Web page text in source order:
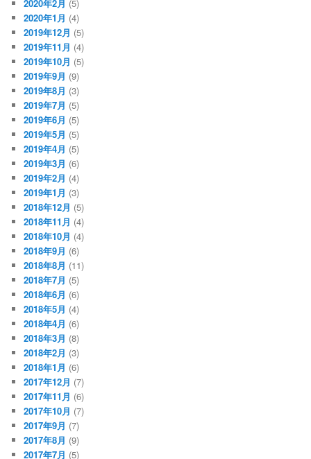
2020年2月 (5)
2020年1月 (4)
2019年12月 (5)
2019年11月 (4)
2019年10月 (5)
2019年9月 (9)
2019年8月 (3)
2019年7月 (5)
2019年6月 (5)
2019年5月 (5)
2019年4月 (5)
2019年3月 (6)
2019年2月 (4)
2019年1月 (3)
2018年12月 (5)
2018年11月 (4)
2018年10月 (4)
2018年9月 (6)
2018年8月 (11)
2018年7月 (5)
2018年6月 (6)
2018年5月 (4)
2018年4月 (6)
2018年3月 (8)
2018年2月 (3)
2018年1月 (6)
2017年12月 (7)
2017年11月 (6)
2017年10月 (7)
2017年9月 (7)
2017年8月 (9)
2017年7月 (5)